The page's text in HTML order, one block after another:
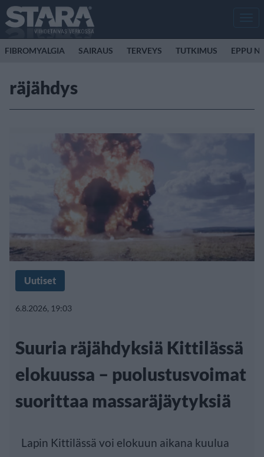
FIBROMYALGIA SAIRAUS TERVEYS TUTKIMUS EPPU
räjähdys
Uutiset
6.8.2026, 19:03
Suuria räjähdyksiä Kittilässä
elokuussa – puolustusvoimat
suorittaa massaräjäytyksiä
Lapin Kittilässä voi elokuun aikana kuulua